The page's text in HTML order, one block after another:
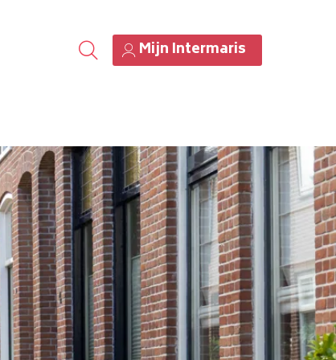
Mijn Intermaris